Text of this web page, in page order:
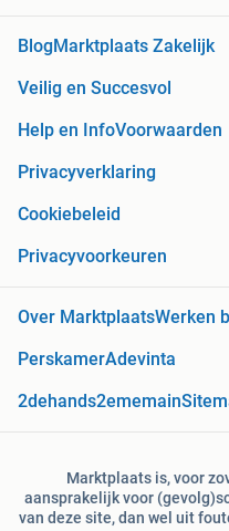
Blog Marktplaats Zakelijk
Veilig en Succesvol
Help en InfoVoorwaarden
Privacyverklaring
Cookiebeleid
Privacyvoorkeuren
Over MarktplaatsWerken
PerskamerAdevinta
2dehands2ememain
Marktplaats is, voor
aansprakelijk voor
van deze site, dan wel uit